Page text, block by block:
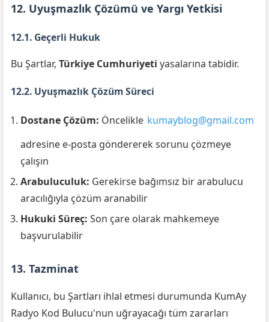
12. Uyuşmazlık Çözümü ve Yargı Yetkisi
12.1. Geçerli Hukuk
Bu Şartlar, Türkiye Cumhuriyeti yasalarına tabidir.
12.2. Uyuşmazlık Çözüm Süreci
Dostane Çözüm: Öncelikle kumayblog@gmail.com
adresine e-posta göndererek sorunu çözmeye
çalışın
Arabuluculuk: Gerekirse bağımsız bir arabulucu
aracılığıyla çözüm aranabilir
Hukuki Süreç: Son çare olarak mahkemeye
başvurulabilir
13. Tazminat
Kullanıcı, bu Şartları ihlal etmesi durumunda KumAy
Radyo Kod Bulucu'nun uğrayacağı tüm zararları